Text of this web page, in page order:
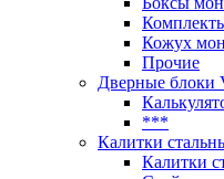
Кожух
Прочие
Дверные блоки
***
Калитки
Калитки